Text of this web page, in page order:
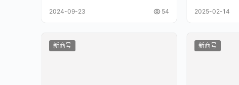
2024-09-23 54 2025-02-14
新商号 新商号